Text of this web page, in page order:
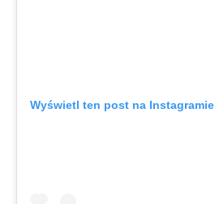
Wyświetl ten post na Instagramie